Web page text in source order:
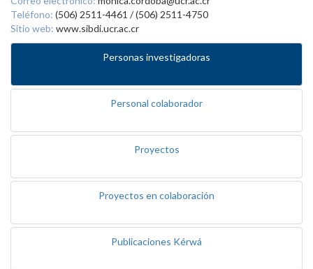
Teléfono: (506) 2511-4461 / (506) 2511-4750
Sitio web: www.sibdi.ucr.ac.cr
Personas investigadoras
Personal colaborador
Proyectos
Proyectos en colaboración
Publicaciones Kérwá